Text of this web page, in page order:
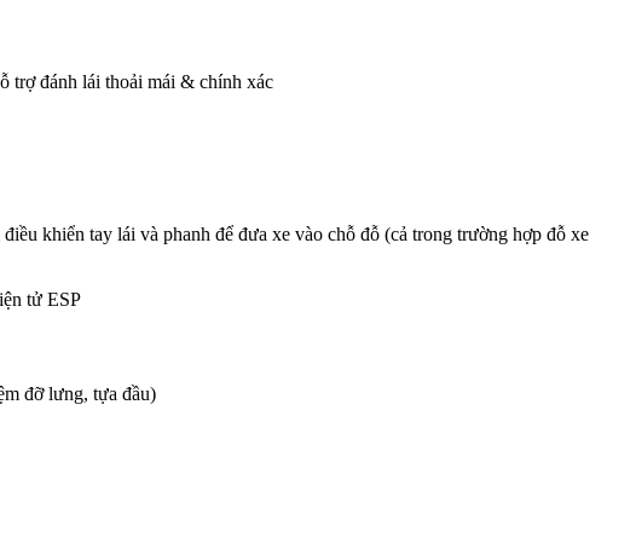
trợ đánh lái thoải mái & chính xác
khiển tay lái và phanh để đưa xe vào chỗ đỗ (cả trong trường hợp đỗ xe
tử ESP
đỡ lưng, tựa đầu)